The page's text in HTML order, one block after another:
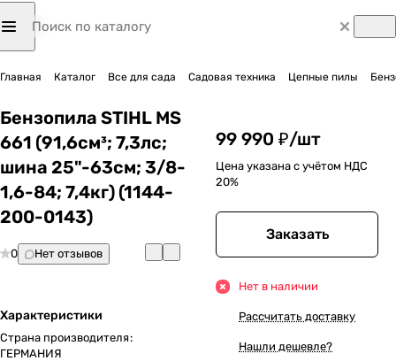
Главная Каталог Все для сада Садовая техника Цепные пилы
Бензопила STIHL MS
661 (91,6см³; 7,3лс;
шина 25"-63см; 3/8-
1,6-84; 7,4кг) (1144-
200-0143)
0 Нет отзывов
Характеристики
Страна производителя:
ГЕРМАНИЯ
99 990 ₽/шт
Цена указана с учётом НДС
20%
Заказать
Нет в наличии
Рассчитать доставку
Нашли дешевле?